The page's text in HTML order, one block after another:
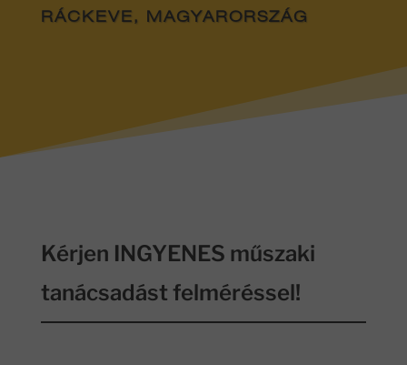
RÁCKEVE, MAGYARORSZÁG
Kérjen INGYENES műszaki
tanácsadást felméréssel!